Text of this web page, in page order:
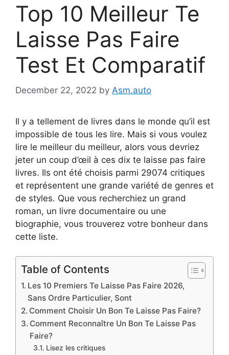
Top 10 Meilleur Te
Laisse Pas Faire
Test Et Comparatif
December 22, 2022 by Asm.auto
Il y a tellement de livres dans le monde qu’il est
impossible de tous les lire. Mais si vous voulez
lire le meilleur du meilleur, alors vous devriez
jeter un coup d’œil à ces dix te laisse pas faire
livres. Ils ont été choisis parmi 29074 critiques
et représentent une grande variété de genres et
de styles. Que vous recherchiez un grand
roman, un livre documentaire ou une
biographie, vous trouverez votre bonheur dans
cette liste.
Table of Contents
Les 10 Premiers Te Laisse Pas Faire 2026,
Sans Ordre Particulier, Sont
Comment Choisir Un Bon Te Laisse Pas Faire?
Comment Reconnaître Un Bon Te Laisse Pas
Faire?
Lisez les critiques